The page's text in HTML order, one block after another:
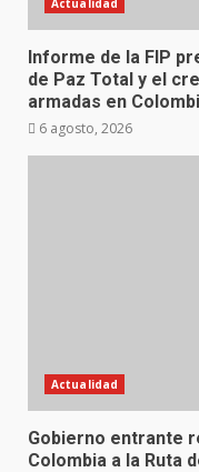
Actualidad
Informe de la FIP
de Paz Total y el
armadas en
6 agosto, 2026
Actualidad
Gobierno entrante
Colombia a la Ruta